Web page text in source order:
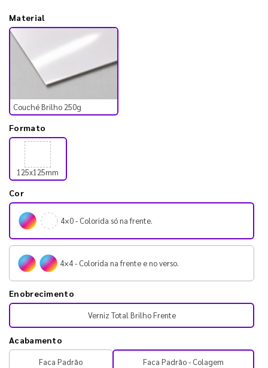
Material
Couché Brilho 250g
Formato
125x125mm
Cor
4×0 - Colorida só na frente.
4×4 - Colorida na frente e no verso.
Enobrecimento
Verniz Total Brilho Frente
Acabamento
Faca Padrão Faca Padrão - Colagem